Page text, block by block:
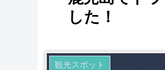
した！
観光スポット